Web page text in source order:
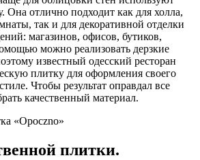
Она отлично подходит как для холла,
так и для декоративной отделки
магазинов, офисов, бутиков,
можно реализовать дерзкие
известный одесский ресторан
плитку для оформления своего
Чтобы результат оправдал все
качественный материал.
плитки.